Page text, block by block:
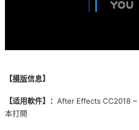
【模版信息】
【适用軟件】： After Effects CC2018 ~
本打開